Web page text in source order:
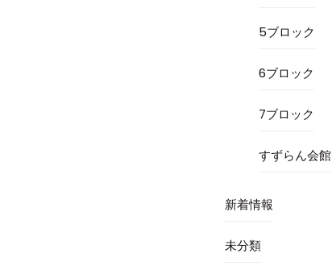
5ブロック
6ブロック
7ブロック
すずらん会館
新着情報
未分類